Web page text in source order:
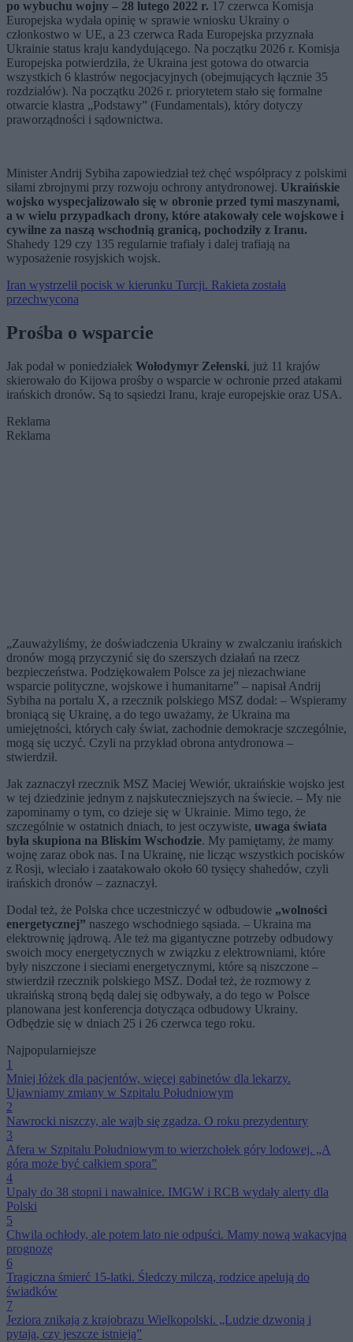
po wybuchu wojny – 28 lutego 2022 r. 17 czerwca Komisja
Europejska wydała opinię w sprawie wniosku Ukrainy o
członkostwo w UE, a 23 czerwca Rada Europejska przyznała
Ukrainie status kraju kandydującego. Na początku 2026 r. Komisja
Europejska potwierdziła, że Ukraina jest gotowa do otwarcia
wszystkich 6 klastrów negocjacyjnych (obejmujących łącznie 35
rozdziałów). Na początku 2026 r. priorytetem stało się formalne
otwarcie klastra „Podstawy” (Fundamentals), który dotyczy
praworządności i sądownictwa.
Minister Andrij Sybiha zapowiedział też chęć współpracy z polskimi
siłami zbrojnymi przy rozwoju ochrony antydronowej. Ukraińskie
wojsko wyspecjalizowało się w obronie przed tymi maszynami,
a w wielu przypadkach drony, które atakowały cele wojskowe i
cywilne za naszą wschodnią granicą, pochodziły z Iranu.
Shahedy 129 czy 135 regularnie trafiały i dalej trafiają na
wyposażenie rosyjskich wojsk.
Iran wystrzelił pocisk w kierunku Turcji. Rakieta została
przechwycona
Prośba o wsparcie
Jak podał w poniedziałek Wołodymyr Zełenski, już 11 krajów
skierowało do Kijowa prośby o wsparcie w ochronie przed atakami
irańskich dronów. Są to sąsiedzi Iranu, kraje europejskie oraz USA.
Reklama
Reklama
„Zauważyliśmy, że doświadczenia Ukrainy w zwalczaniu irańskich
dronów mogą przyczynić się do szerszych działań na rzecz
bezpieczeństwa. Podziękowałem Polsce za jej niezachwiane
wsparcie polityczne, wojskowe i humanitarne” – napisał Andrij
Sybiha na portalu X, a rzecznik polskiego MSZ dodał: – Wspieramy
broniącą się Ukrainę, a do tego uważamy, że Ukraina ma
umiejętności, których cały świat, zachodnie demokracje szczególnie,
mogą się uczyć. Czyli na przykład obrona antydronowa –
stwierdził.
Jak zaznaczył rzecznik MSZ Maciej Wewiór, ukraińskie wojsko jest
w tej dziedzinie jednym z najskuteczniejszych na świecie. – My nie
zapominamy o tym, co dzieje się w Ukrainie. Mimo tego, że
szczególnie w ostatnich dniach, to jest oczywiste, uwaga świata
była skupiona na Bliskim Wschodzie. My pamiętamy, że mamy
wojnę zaraz obok nas. I na Ukrainę, nie licząc wszystkich pocisków
z Rosji, wleciało i zaatakowało około 60 tysięcy shahedów, czyli
irańskich dronów – zaznaczył.
Dodał też, że Polska chce uczestniczyć w odbudowie „wolności
energetycznej” naszego wschodniego sąsiada. – Ukraina ma
elektrownię jądrową. Ale też ma gigantyczne potrzeby odbudowy
swoich mocy energetycznych w związku z elektrowniami, które
były niszczone i sieciami energetycznymi, które są niszczone –
stwierdził rzecznik polskiego MSZ. Dodał też, że rozmowy z
ukraińską stroną będą dalej się odbywały, a do tego w Polsce
planowana jest konferencja dotycząca odbudowy Ukrainy.
Odbędzie się w dniach 25 i 26 czerwca tego roku.
Najpopularniejsze
1
Mniej łóżek dla pacjentów, więcej gabinetów dla lekarzy.
Ujawniamy zmiany w Szpitalu Południowym
2
Nawrocki niszczy, ale wajb się zgadza. O roku prezydentury
3
Afera w Szpitalu Południowym to wierzchołek góry lodowej. „A
góra może być całkiem spora”
4
Upały do 38 stopni i nawałnice. IMGW i RCB wydały alerty dla
Polski
5
Chwila ochłody, ale potem lato nie odpuści. Mamy nową wakacyjną
prognozę
6
Tragiczna śmierć 15-latki. Śledczy milczą, rodzice apelują do
świadków
7
Jeziora znikają z krajobrazu Wielkopolski. „Ludzie dzwonią i
pytają, czy jeszcze istnieją”